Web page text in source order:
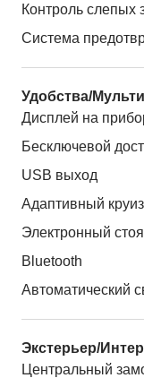
Контроль слепых
Система
Удобства/
Дисплей на
Бесключевой
USB выход
Адаптивный
Электронный
Bluetooth
Автоматический
Экстерьер/
Центральный